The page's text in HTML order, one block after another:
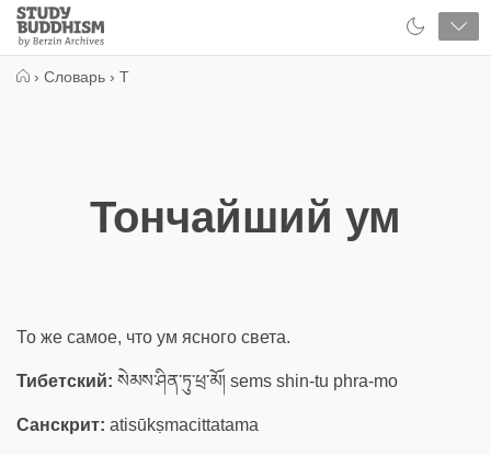
Close
Study
Buddhism
› Словарь › Т
Тончайший ум
То же самое, что ум ясного света.
Тибетский: སེམས་ཤིན་ཏུ་ཕྲ་མོ། sems shin-tu phra-mo
Санскрит: atisūkṣmacittatama